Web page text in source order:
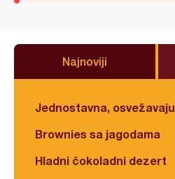
Najnoviji
Jednostavna,
Brownies sa jagodama
Hladni čokoladni dezert